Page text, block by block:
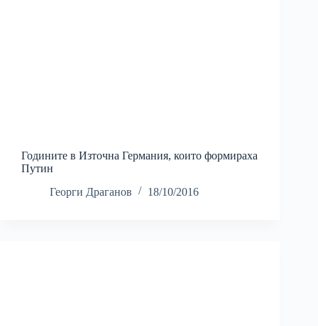
Годините в Източна Германия, които формираха
Путин
Георги Драганов
18/10/2016